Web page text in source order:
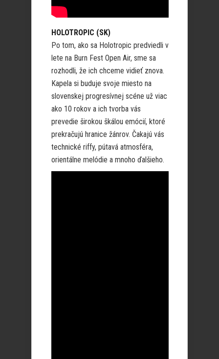
HOLOTROPIC (SK)
Po tom, ako sa Holotropic predviedli v
lete na Burn Fest Open Air, sme sa
rozhodli, že ich chceme vidieť znova.
Kapela si buduje svoje miesto na
slovenskej progresívnej scéne už viac
ako 10 rokov a ich tvorba vás
prevedie širokou škálou emócií, ktoré
prekračujú hranice žánrov. Čakajú vás
technické riffy, pútavá atmosféra,
orientálne melódie a mnoho ďalšieho.